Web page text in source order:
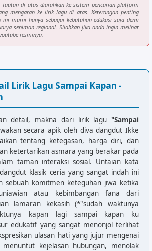
ingin nimang cucu
dua anak saja
Tautan di atas diarahkan ke sistem pencarian platform
mengarah ke lirik lagu di atas. Keterangan penting
ini murni hanya sebagai kebutuhan edukasi saja demi
seniman regional. Silahkan jika anda ingin melihat
resminya.
Lirik Lagu Sampai Kapan -
detail, makna dari lirik lagu "Sampai
secara apik oleh diva dangdut Ikke
tentang ketegasan, harga diri, dan
ketertarikan asmara yang berakar pada
taman interaksi sosial. Untaian kata
klasik ceria yang sangat indah ini
sebuah komitmen keteguhan jiwa ketika
atau kebimbangan fana dari
lamaran kekasih (*"sudah waktunya
kapan lagi sampai kapan ku
edukatif yang sangat menonjol terlihat
ulasan hati yang jujur mengenai
kejelasan hubungan, menolak